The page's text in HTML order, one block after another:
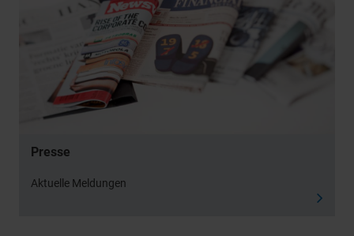
Presse
Aktuelle Meldungen